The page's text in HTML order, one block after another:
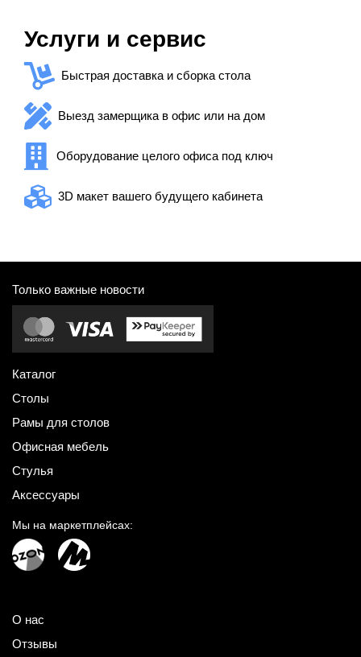
Услуги и сервис
Быстрая доставка и сборка стола
Выезд замерщика в офис или на дом
Оборудование целого офиса под ключ
3D макет вашего будущего кабинета
Только важные новости
Каталог
Столы
Рамы для столов
Офисная мебель
Стулья
Аксессуары
Мы на маркетплейсах:
О нас
Отзывы